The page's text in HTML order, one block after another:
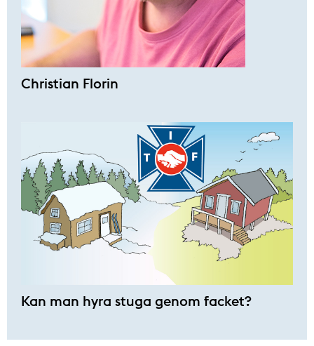
Christian Florin
Kan man hyra stuga genom facket?